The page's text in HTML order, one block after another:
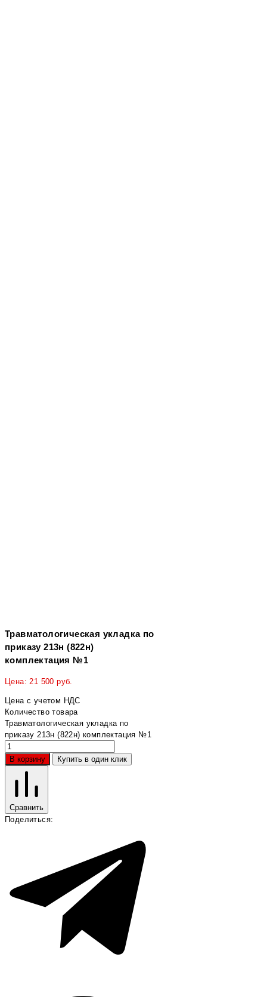
Травматологическая укладка по
приказу 213н (822н)
комплектация №1
Цена:21 500 руб.
Цена с учетом НДС
Количество товара
Травматологическая укладка по
приказу 213н (822н) комплектация №1
В корзину Купить в один клик
Сравнить
Поделиться: